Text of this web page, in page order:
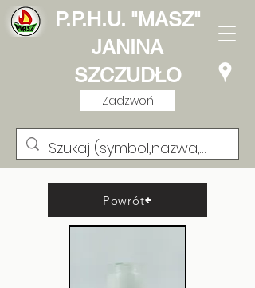
P.P.H.U. "MASZ"
JANINA
SZCZUDŁO
Zadzwoń
Powrót